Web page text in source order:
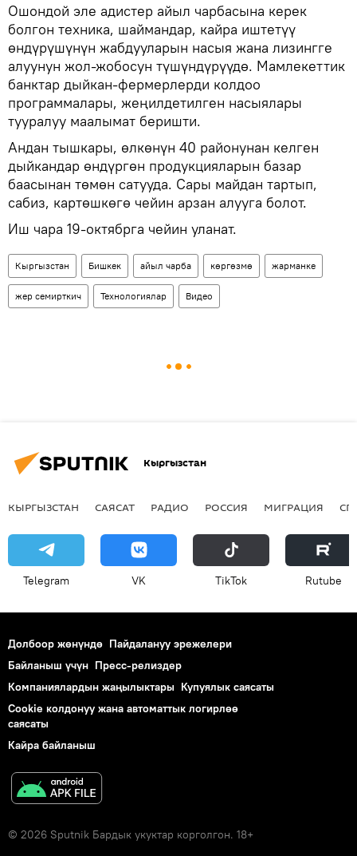
Ошондой эле адистер айыл чарбасына керек
болгон техника, шаймандар, кайра иштетүү
өндүрүшүнүн жабдууларын насыя жана лизингге
алуунун жол-жобосун түшүндүрүүдө. Мамлекеттик
банктар дыйкан-фермерлерди колдоо
программалары, жеңилдетилген насыялары
тууралуу маалымат беришти.
Андан тышкары, өлкөнүн 40 районунан келген
дыйкандар өндүргөн продукцияларын базар
баасынан төмөн сатууда. Сары майдан тартып,
сабиз, картөшкөгө чейин арзан алууга болот.
Иш чара 19-октябрга чейин уланат.
Кыргызстан Бишкек айыл чарба көргөзмө жарманке
жер семирткич Технологиялар Видео
Кыргызстан
КЫРГЫЗСТАН САЯСАТ РАДИО РОССИЯ МИГРАЦИЯ
Telegram VK ТikТоk Rutube
Долбоор жөнүндө Пайдалануу эрежелери
Байланыш үчүн Пресс-релиздер
Компаниялардын жаңылыктары Купуялык саясаты
Cookie колдонуу жана автоматтык логирлөө
саясаты
Кайра байланыш
© 2026 Sputnik Бардык укуктар корголгон. 18+